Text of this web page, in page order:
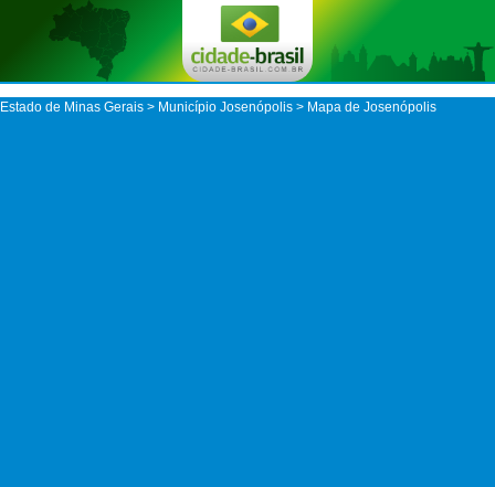
Estado de Minas Gerais > Município Josenópolis > Mapa de Josenópolis